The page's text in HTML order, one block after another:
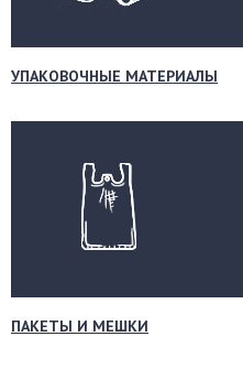
УПАКОВОЧНЫЕ МАТЕРИАЛЫ
ПАКЕТЫ И МЕШКИ